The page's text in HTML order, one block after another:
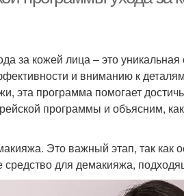
за кожей лица – это
и вниманию к
эта программа помогает
программы и объясним,
Это важный этап, так как
средство для демакияжа,